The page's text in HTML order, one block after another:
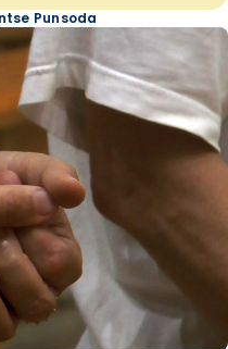
Punsoda